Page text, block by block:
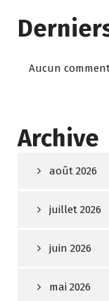
Aucun
Archive
août 2026
juillet 2026
juin 2026
mai 2026